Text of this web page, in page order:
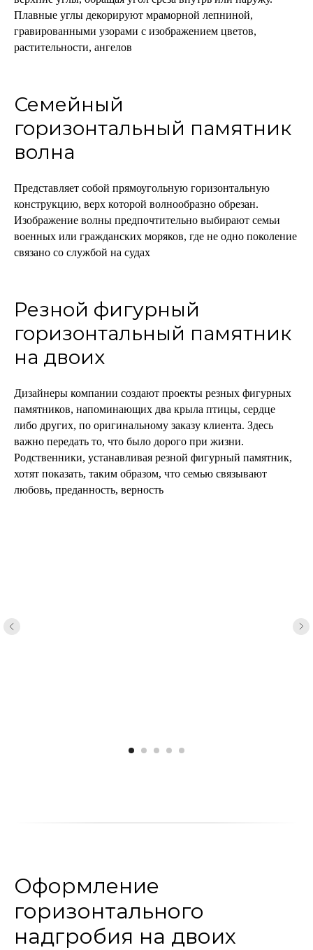
Плавные углы декорируют мраморной лепниной,
гравированными узорами с изображением цветов,
растительности, ангелов
Семейный
горизонтальный памятник
волна
Представляет собой прямоугольную горизонтальную
конструкцию, верх которой волнообразно обрезан.
Изображение волны предпочтительно выбирают семьи
военных или гражданских моряков, где не одно поколение
связано со службой на судах
Резной фигурный
горизонтальный памятник
на двоих
Дизайнеры компании создают проекты резных фигурных
памятников, напоминающих два крыла птицы, сердце
либо других, по оригинальному заказу клиента. Здесь
важно передать то, что было дорого при жизни.
Родственники, устанавливая резной фигурный памятник,
хотят показать, таким образом, что семью связывают
любовь, преданность, верность
Оформление
горизонтального
надгробия на двоих